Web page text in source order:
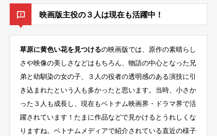
映画版主役の３人は現在も活躍中！
草原に黄色い花を見つけるの映画版では、原作の素晴らし
さや映像の美しさなどはもちろん、物語の中心となった兄
弟と幼馴染の女の子、３人の役者の透明感のある演技に引
き込まれたという人も多かったと思います。当時、小さか
った３人も成長し、現在もベトナム映画界・ドラマ界で活
躍されています！たまに作品などで見かけるとうれしくな
りますね。ベトナムメディアで紹介されている直近の様子